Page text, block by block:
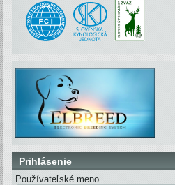
Prihlásenie
Používateľské meno